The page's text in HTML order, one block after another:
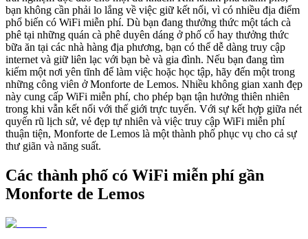
bạn không cần phải lo lắng về việc giữ kết nối, vì có nhiều địa điểm
phổ biến có WiFi miễn phí. Dù bạn đang thưởng thức một tách cà
phê tại những quán cà phê duyên dáng ở phố cổ hay thưởng thức
bữa ăn tại các nhà hàng địa phương, bạn có thể dễ dàng truy cập
internet và giữ liên lạc với bạn bè và gia đình. Nếu bạn đang tìm
kiếm một nơi yên tĩnh để làm việc hoặc học tập, hãy đến một trong
những công viên ở Monforte de Lemos. Nhiều không gian xanh đẹp
này cung cấp WiFi miễn phí, cho phép bạn tận hưởng thiên nhiên
trong khi vẫn kết nối với thế giới trực tuyến. Với sự kết hợp giữa nét
quyến rũ lịch sử, vẻ đẹp tự nhiên và việc truy cập WiFi miễn phí
thuận tiện, Monforte de Lemos là một thành phố phục vụ cho cả sự
thư giãn và năng suất.
Các thành phố có WiFi miễn phí gần
Monforte de Lemos